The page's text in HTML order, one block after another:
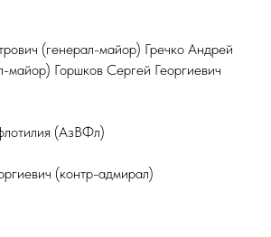
(генерал-майор) Гречко Андрей
майор) Горшков Сергей Георгиевич
(АзВФл)
(контр-адмирал)